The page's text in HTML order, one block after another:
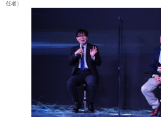
任者）